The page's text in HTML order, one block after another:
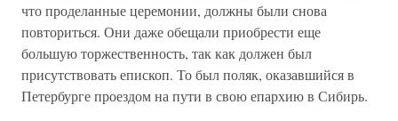
что проделанные церемонии, должны были снова
повториться. Они даже обещали приобрести еще
большую торжественность, так как должен был
присутствовать епископ. То был поляк, оказавшийся в
Петербурге проездом на пути в свою епархию в Сибирь.